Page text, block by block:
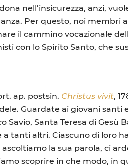
nell’insicurezza, anzi,
Per questo, noi membri
il cammino vocazionale
con lo Spirito Santo, che
ap. postsin. Christus vivit,
Guardate ai giovani santi
Santa Teresa di Gesù
a tanti altri. Ciascuno di loro
la sua parola, ci
scoprire in che modo, in